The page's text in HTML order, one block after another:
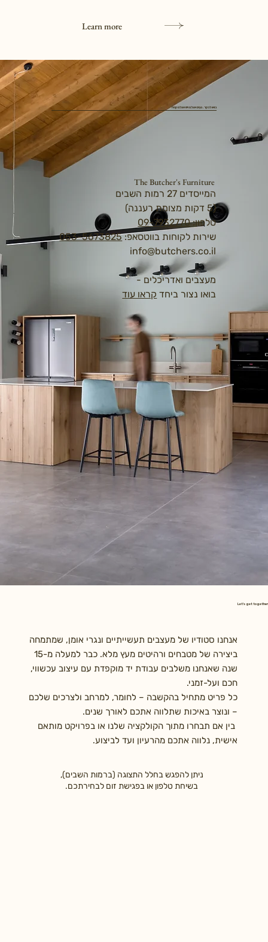
Learn more
בואו לבקר. נעים אצלנו ויש אצלנו קפה
The Butcher's Furniture
המייסדים 27 רמות השבים
(5 דקות מצומת רעננה)
טלפון:09-7932770
שירות לקוחות בווטסאפ:053-5673825
info@butchers.co.il
מעצבים ואדריכלים -
בואו נצור ביחד קראו עוד
Let's get together
אנחנו סטודיו של מעצבים תעשייתיים ונגרי אומן, שמתמחה
ביצירה של מטבחים ורהיטים מעץ מלא. כבר למעלה מ-15
שנה שאנחנו משלבים עבודת יד מוקפדת עם עיצוב עכשווי,
חכם ועל-זמני.
כל פריט מתחיל בהקשבה – לחומר, למרחב ולצרכים שלכם
– ונוצר באיכות שתלווה אתכם לאורך שנים.
בין אם תבחרו מתוך הקולקציה שלנו או בפרויקט מותאם
אישית, נלווה אתכם מהרעיון ועד לביצוע.
ניתן להפגש בחלל התצוגה (ברמות השבים),
בשיחת טלפון או בפגישת זום לבחירתכם.